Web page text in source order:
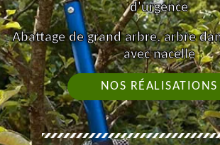
d'urgence
Abattage de grand arbre, arbre
avec nacelle
NOS RÉALISATIONS